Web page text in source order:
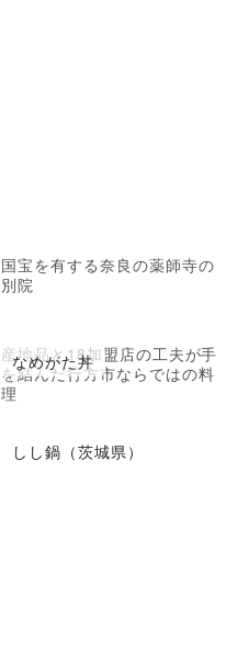
国宝を有する奈良の薬師寺の
別院
なめがた丼
産地品と18加盟店の工夫が手
を結んだ行方市ならではの料
理
しし鍋（茨城県）